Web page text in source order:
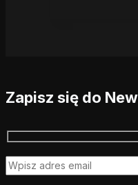
Zapisz się do